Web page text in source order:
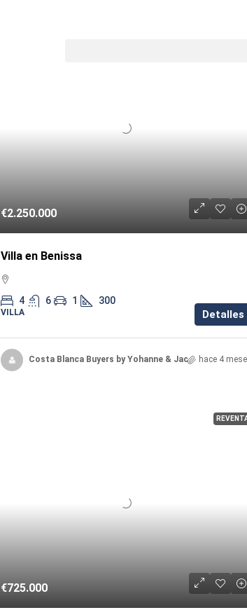
€2.250.000
Villa en Benissa
4 6 1 300
VILLA Detalles
Costa Blanca Buyers by Yohanne & Jacqueline
hace 4
€725.000